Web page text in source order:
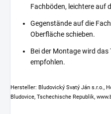
Fachböden, leichtere auf
Gegenstände auf die
Oberfläche schieben.
Bei der Montage wird
empfohlen.
Hersteller: Bludovický Svatý Ján s.r.o.,
Bludovice, Tschechische Republik,